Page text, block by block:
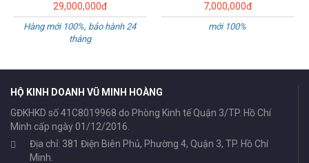
7,000,000đ
mới 100%
19,000,000đ
Hàng mới 100%, bảo hành 24
HỘ KINH DOANH VŨ MINH HOÀNG
GĐKHKD số 41C8019968 do Phòng Kinh tế Quận 3/TP. Hồ Chí
Minh cấp ngày 01/12/2016.
Địa chỉ: 381 Điện Biên Phủ, Phường 4, Quận 3, TP. Hồ Chí
Minh.